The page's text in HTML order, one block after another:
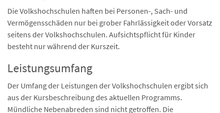
Die Volkshochschulen haften bei Personen-, Sach- und
Vermögensschäden nur bei grober Fahrlässigkeit oder Vorsatz
seitens der Volkshochschulen. Aufsichtspflicht für Kinder
besteht nur während der Kurszeit.
Leistungsumfang
Der Umfang der Leistungen der Volkshochschulen ergibt sich
aus der Kursbeschreibung des aktuellen Programms.
Mündliche Nebenabreden sind nicht getroffen. Die